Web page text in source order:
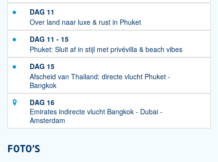
DAG 11
Over land naar luxe & rust in Phuket
DAG 11 - 15
Phuket: Sluit af in stijl met privévilla & beach vibes
DAG 15
Afscheid van Thailand: directe vlucht Phuket -
Bangkok
DAG 16
Emirates indirecte vlucht Bangkok - Dubai -
Amsterdam
FOTO'S